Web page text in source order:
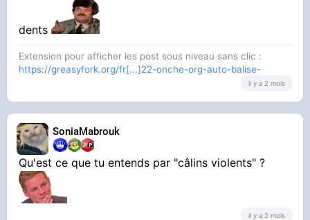
Là il a presque plus de dents je fais quoi
dents
Extension pour afficher les post sous niveau sans clic :
https://greasyfork.org/fr[...]22-onche-org-auto-balise-
il y a 2 mois
SoniaMabrouk
Qu'est ce que tu entends par "câlins violents" ?
il y a 2 mois